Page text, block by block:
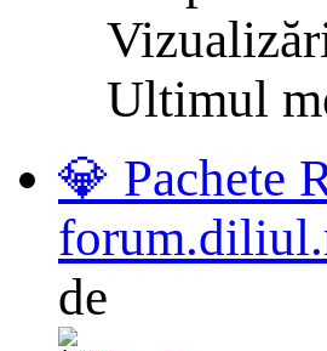
Ultimul
💎 Pachete
de